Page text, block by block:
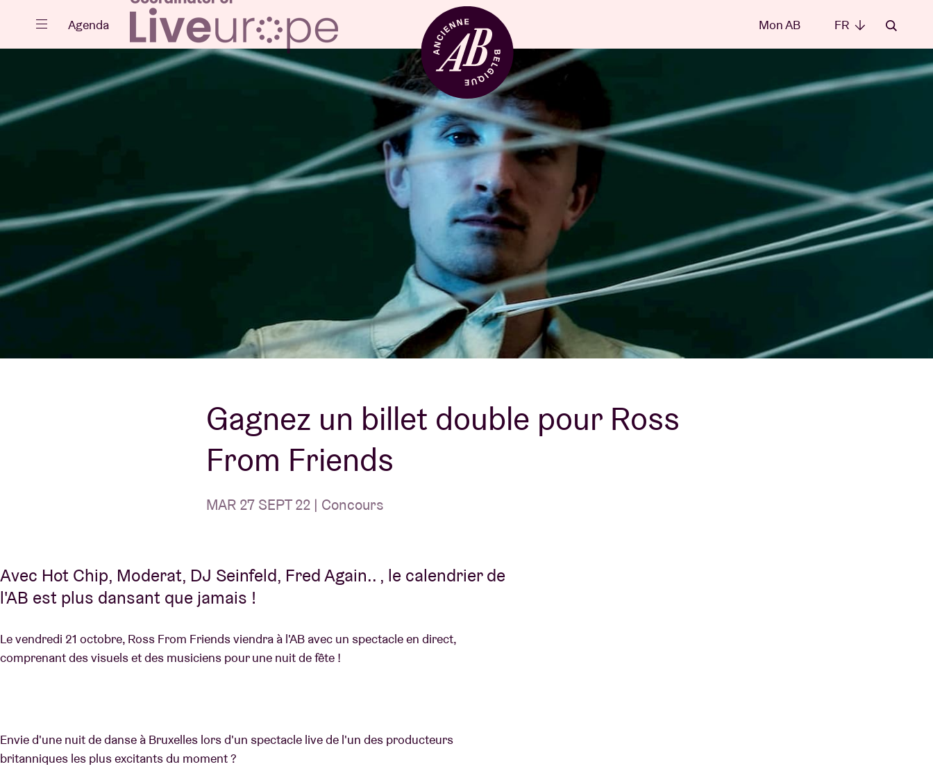
Fermer FR
Agenda
Projets
Actualités
AB ❤ you
Location de salles
BRDCST
ABtv
Chèque-concert
À propos de l'AB
Contact
Agenda Mon AB FR
Gagnez un billet double pour Ross
From Friends
MAR 27 SEPT 22 | Concours
Avec Hot Chip, Moderat, DJ Seinfeld, Fred Again.. , le calendrier de
l'AB est plus dansant que jamais !
Le vendredi 21 octobre, Ross From Friends viendra à l'AB avec un spectacle en direct,
comprenant des visuels et des musiciens pour une nuit de fête !
Envie d'une nuit de danse à Bruxelles lors d'un spectacle live de l'un des producteurs
britanniques les plus excitants du moment ?